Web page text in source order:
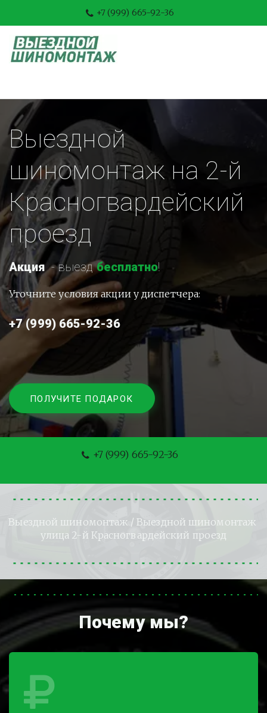
+7 (999) 665-92-36
Выездной
шиномонтаж на 2-й
Красногвардейский
проезд
Акция - выезд бесплатно!
Уточните условия акции у диспетчера:
+7 (999) 665-92-36
ПОЛУЧИТЕ ПОДАРОК
+7 (999) 665-92-36
Выездной шиномонтаж / Выездной шиномонтаж
улица 2-й Красногвардейский проезд
Почему мы?